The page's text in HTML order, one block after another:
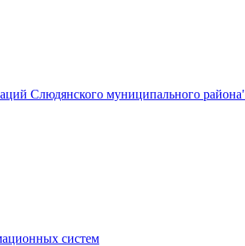
Слюдянского муниципального
систем